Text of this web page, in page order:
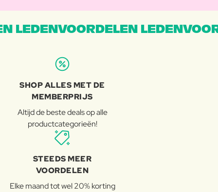
LEDENVOORDELEN
SHOP ALLES MET DE
MEMBERPRIJS
Altijd de beste deals op alle
productcategorieën!
STEEDS MEER
VOORDELEN
Elke maand tot wel 20% korting